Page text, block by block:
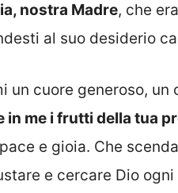
nostra Madre, che
al suo desiderio
un cuore generoso,
in me i frutti della tua
e gioia. Che
e cercare Dio